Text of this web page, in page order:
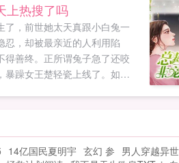
上热搜了吗
了，前世她太天真跟小白兔一
忍，却被最亲近的人利用陷
得善终。正所谓兔子急了还咬
暴躁女王楚轻瓷上线了。如同
了宇宙第一直男乔影帝之
生的人却变成了她？？？恶龙
花我只想和你谈恋爱，你却想
14亿国民夏明宇 玄幻 参 男人穿越异